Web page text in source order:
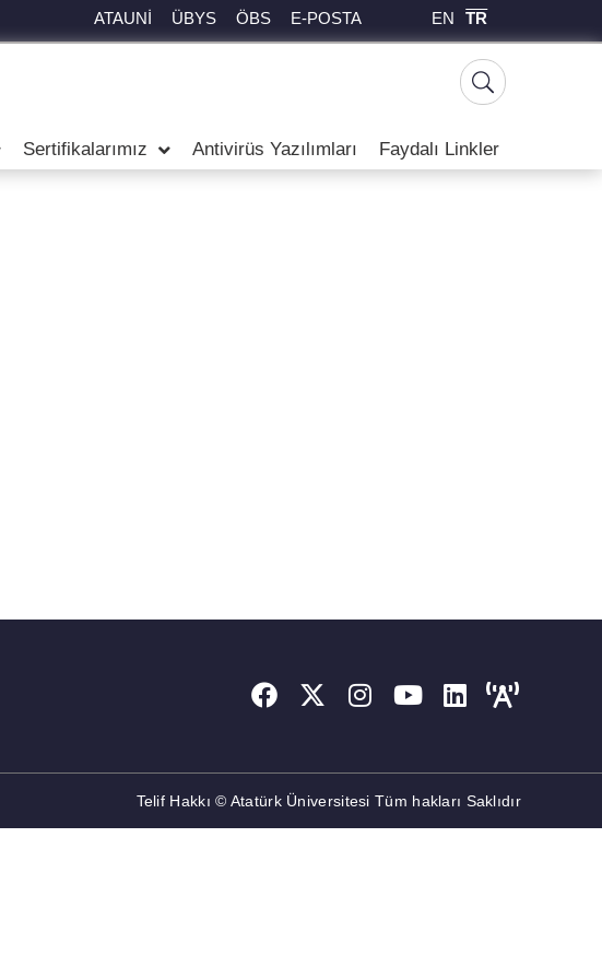
ATAUNİ ÜBYS ÖBS E-POSTA EN TR
Sertifikalarımız Antivirüs Yazılımları Faydalı Linkler
Telif Hakkı © Atatürk Üniversitesi Tüm hakları Saklıdır